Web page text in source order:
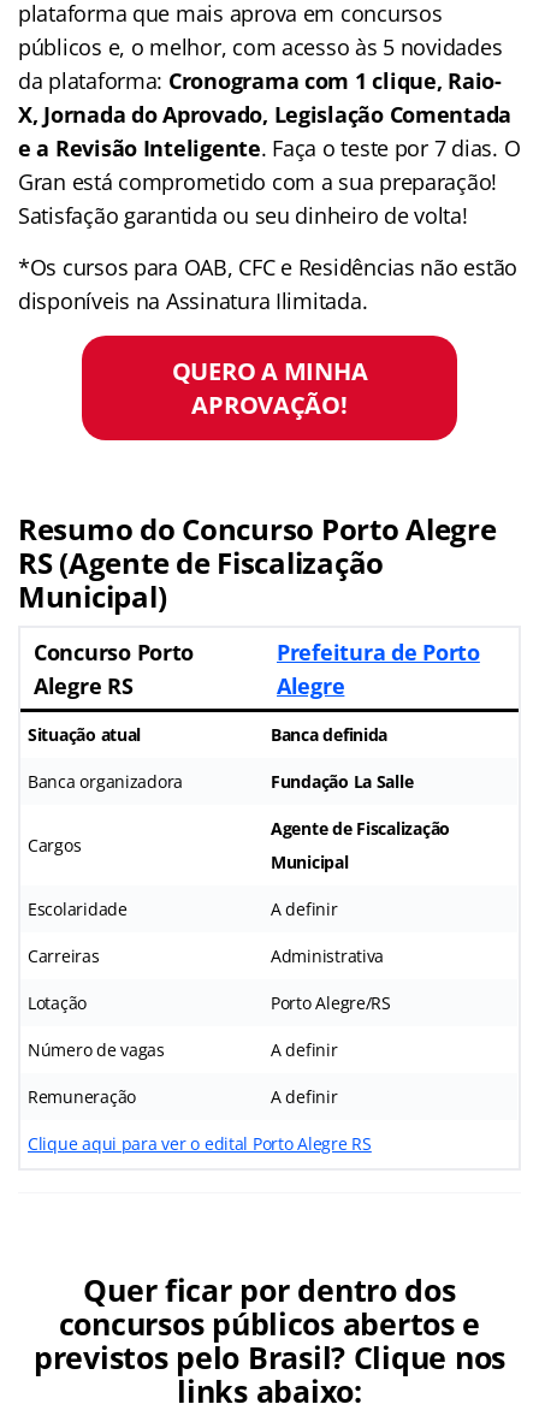
plataforma que mais aprova em concursos
públicos e, o melhor, com acesso às 5 novidades
da plataforma: Cronograma com 1 clique, Raio-
X, Jornada do Aprovado, Legislação Comentada
e a Revisão Inteligente. Faça o teste por 7 dias. O
Gran está comprometido com a sua preparação!
Satisfação garantida ou seu dinheiro de volta!
*Os cursos para OAB, CFC e Residências não estão
disponíveis na Assinatura Ilimitada.
QUERO A MINHA
APROVAÇÃO!
Resumo do Concurso Porto Alegre
RS (Agente de Fiscalização
Municipal)
Concurso Porto
Alegre RS
Prefeitura de Porto
Alegre
Situação atual Banca definida
Banca organizadora Fundação La Salle
Cargos
Agente de Fiscalização
Municipal
Escolaridade A definir
Carreiras Administrativa
Lotação Porto Alegre/RS
Número de vagas A definir
Remuneração A definir
Clique aqui para ver o edital Porto Alegre RS
Quer ficar por dentro dos
concursos públicos abertos e
previstos pelo Brasil? Clique nos
links abaixo: